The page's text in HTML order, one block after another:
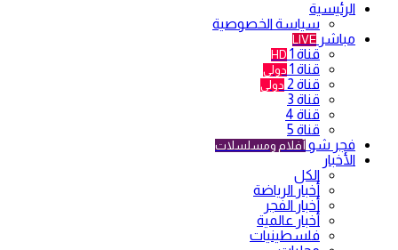
الرئيسية
سياسة الخصوصية
مباشر LIVE
قناة 1 HD
قناة 1 دولي
قناة 2 دولي
قناة 3
قناة 4
قناة 5
فجر شو أفلام ومسلسلات
الأخبار
الكل
أخبار الرياضة
أخبار الفجر
أخبار عالمية
فلسطينيات